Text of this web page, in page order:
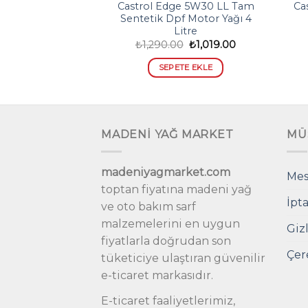
Castrol Edge 5W30 LL Tam
Sentetik Dpf Motor Yağı 4
Litre
₺1,290.00 Orijinal
fiyat:
₺1,290.00.
₺1,019.00Şu
SEPETE EKLE
MADENİ YAĞ MARKET
madeniyagmarket.com
toptan fiyatına madeni yağ
ve oto bakım sarf
malzemelerini en uygun
fiyatlarla doğrudan son
tüketiciye ulaştıran güvenilir
e-ticaret markasıdır.
E-ticaret faaliyetlerimiz,